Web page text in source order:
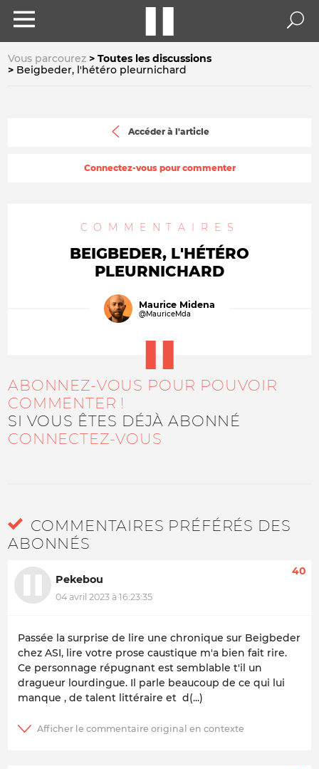
Vous parcourez
Toutes les discussions
Beigbeder, l'hétéro pleurnichard
Accéder à l'article
Connectez-vous pour commenter
COMMENTAIRES
BEIGBEDER, L'HÉTÉRO
PLEURNICHARD
Maurice Midena
@MauriceMda
ABONNEZ-VOUS POUR POUVOIR
COMMENTER !
SI VOUS ÊTES DÉJÀ ABONNÉ
CONNECTEZ-VOUS
COMMENTAIRES PRÉFÉRÉS DES
ABONNÉS
Pekebou
04 avril 2023 à 16:23:35
40
Passée la surprise de lire une chronique sur Beigbeder
chez ASI, lire votre prose caustique m'a bien fait rire.
Ce personnage répugnant est semblable t'il un
dragueur lourdingue. Il parle beaucoup de ce qui lui
manque , de talent littéraire et d(...)